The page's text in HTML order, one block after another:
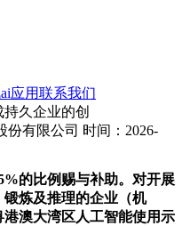
ai应用联系我们
久企业的创
份有限公司 时间：2026-
的比例赐与补助。对开展
炼及推理的企业（机
澳大湾区人工智能使用示